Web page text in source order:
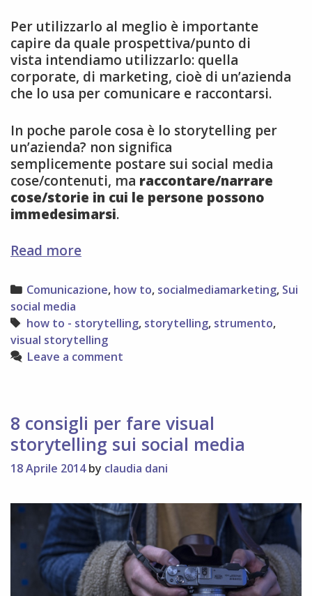
Per utilizzarlo al meglio è importante
capire da quale prospettiva/punto di
vista intendiamo utilizzarlo: quella
corporate, di marketing, cioè di un’azienda
che lo usa per comunicare e raccontarsi.
In poche parole cosa è lo storytelling per
un’azienda? non significa
semplicemente postare sui social media
cose/contenuti, ma raccontare/narrare
cose/storie in cui le persone possono
immedesimarsi.
Read moreCorporate
Categories
Comunicazione, how to, socialmediamarketing, Sui
social media
Tags
how to - storytelling, storytelling, strumento,
visual storytelling
Leave a comment
8 consigli per fare visual
storytelling sui social media
18 Aprile 2014 by claudia dani